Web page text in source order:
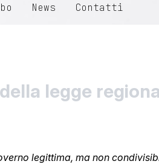
News Contatti
legge
legittima, ma non